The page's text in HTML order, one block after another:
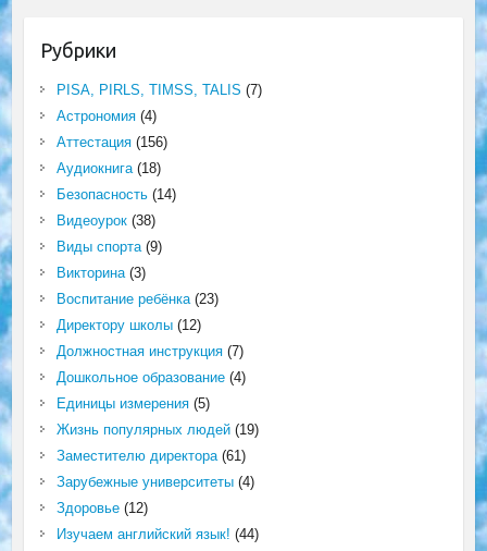
Рубрики
PISA, PIRLS, TIMSS, TALIS (7)
Астрономия(4)
Аттестация(156)
Аудиокнига(18)
Безопасность(14)
Видеоурок(38)
Виды спорта(9)
Викторина(3)
Воспитание ребёнка(23)
Директору школы(12)
Должностная инструкция(7)
Дошкольное образование(4)
Единицы измерения(5)
Жизнь популярных людей(19)
Заместителю директора(61)
Зарубежные университеты(4)
Здоровье(12)
Изучаем английский язык! (44)